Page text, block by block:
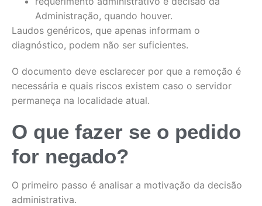
Administração, quando houver.
Laudos genéricos, que apenas informam o
diagnóstico, podem não ser suficientes.
O documento deve esclarecer por que a remoção é
necessária e quais riscos existem caso o servidor
permaneça na localidade atual.
O que fazer se o pedido
for negado?
O primeiro passo é analisar a motivação da decisão
administrativa.